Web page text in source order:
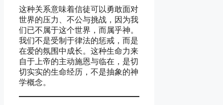
这种关系意味着信徒可以勇敢面对
世界的压力、不公与挑战，因为我
们已不属于这个世界，而属乎神。
我们不是受制于律法的惩戒，而是
在爱的氛围中成长。这种生命力来
自于上帝的主动施恩与临在，是切
切实实的生命经历，不是抽象的神
学概念。